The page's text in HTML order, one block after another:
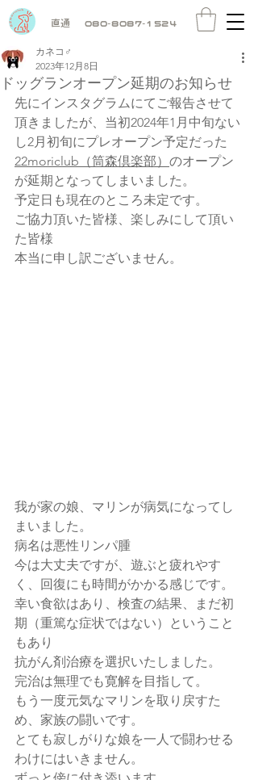
直通 080-8087-1524
ドッグランオープン延期のお知らせ
カネコ♂
2023年12月8日
先にインスタグラムにてご報告させて
頂きましたが、当初2024年1月中旬ない
し2月初旬にプレオープン予定だった
22moriclub（筒森倶楽部） のオープン
が延期となってしまいました。
予定日も現在のところ未定です。
ご協力頂いた皆様、楽しみにして頂い
た皆様
本当に申し訳ございません。
我が家の娘、マリンが病気になってし
まいました。
病名は悪性リンパ腫
今は大丈夫ですが、遊ぶと疲れやす
く、回復にも時間がかかる感じです。
幸い食欲はあり、検査の結果、まだ初
期（重篤な症状ではない）ということ
もあり
抗がん剤治療を選択いたしました。
完治は無理でも寛解を目指して。
もう一度元気なマリンを取り戻すた
め、家族の闘いです。
とても寂しがりな娘を一人で闘わせる
わけにはいきません。